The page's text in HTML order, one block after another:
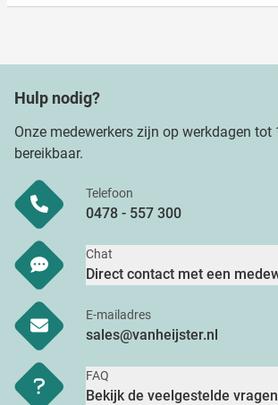
Hulp nodig?
Onze medewerkers zijn op werkdagen tot
bereikbaar.
Telefoon
0478 - 557 300
Chat
Direct contact met een
E-mailadres
sales@vanheijster.nl
FAQ
Bekijk de veelgestelde vragen